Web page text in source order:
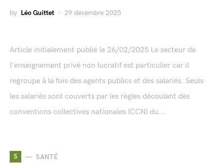
by Léo Guittet 29 décembre 2025
Article initialement publié le 26/02/2025 Le secteur de
l'enseignement privé non lucratif est particulier car il
regroupe à la fois des agents publics et des salariés. Seuls
les salariés sont couverts par les règles découlant des
conventions collectives nationales (CCN) du...
S SANTÉ